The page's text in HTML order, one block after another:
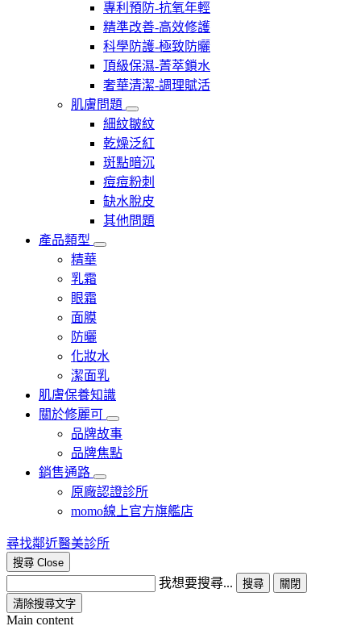
專利預防-抗氧年輕
精準改善-高效修護
科學防護-極致防曬
頂級保濕-菁萃鎖水
奢華清潔-調理賦活
肌膚問題
細紋皺紋
乾燥泛紅
斑點暗沉
痘痘粉刺
缺水脫皮
其他問題
產品類型
精華
乳霜
眼霜
面膜
防曬
化妝水
潔面乳
肌膚保養知識
關於修麗可
品牌故事
品牌焦點
銷售通路
原廠認證診所
momo線上官方旗艦店​
尋找鄰近醫美診所
搜尋 Close
我想要搜尋... 搜尋
關閉
清除搜尋文字
Main content